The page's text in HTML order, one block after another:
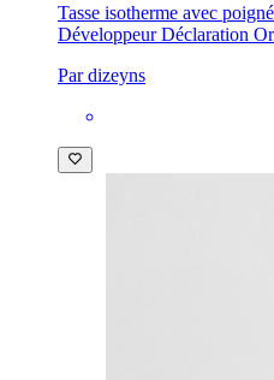
Tasse isotherme avec
Développeur Déclaration
Par dizeyns